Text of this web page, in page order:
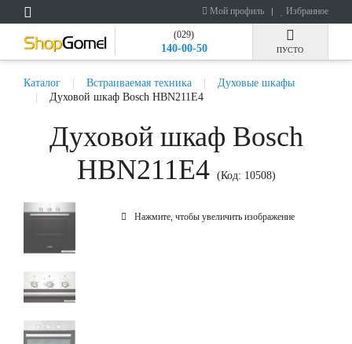
Мой профиль Избранное
(029)
140-00-50 ПУСТО
Каталог Встраиваемая техника
Духовые шкафы
Духовой шкаф Bosch HBN211E4
Духовой шкаф Bosch
HBN211E4 (Код: 10508)
Нажмите, чтобы увеличить изображение